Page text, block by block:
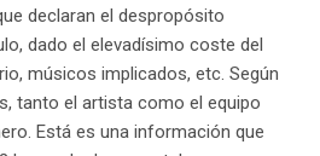
declaran el despropósito
dado el elevadísimo coste del
músicos implicados, etc. Según
tanto el artista como el equipo
Está es una información que